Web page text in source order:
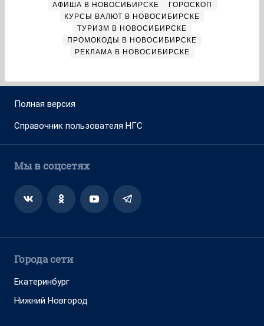
АФИША В НОВОСИБИРСКЕ
ГОРОСКОП
КУРСЫ ВАЛЮТ В НОВОСИБИРСКЕ
ТУРИЗМ В НОВОСИБИРСКЕ
ПРОМОКОДЫ В НОВОСИБИРСКЕ
РЕКЛАМА В НОВОСИБИРСКЕ
Полная версия
Справочник пользователя НГС
Мы в соцсетях
Города сети
Екатеринбург
Нижний Новгород